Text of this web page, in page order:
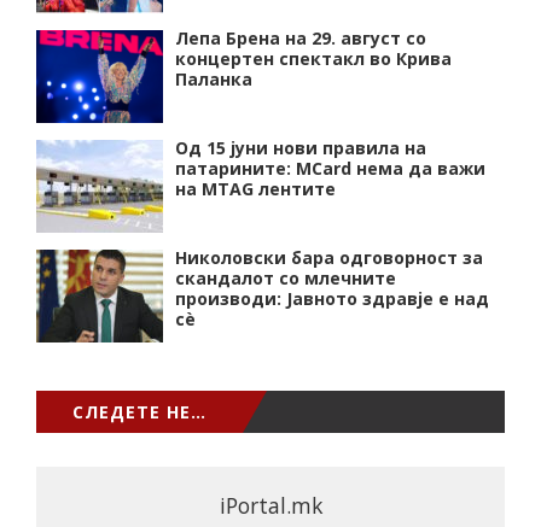
Лепа Брена на 29. август со
концертен спектакл во Крива
Паланка
Од 15 јуни нови правила на
патарините: MCard нема да важи
на MTAG лентите
Николовски бара одговорност за
скандалот со млечните
производи: Јавното здравје е над
сѐ
СЛЕДЕТЕ НЕ…
iPortal.mk